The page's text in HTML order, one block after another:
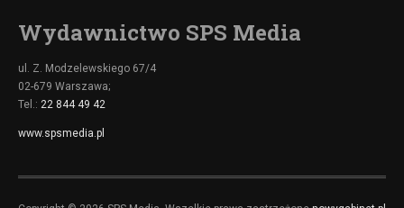
Wydawnictwo SPS Media
ul. Z. Modzelewskiego 67/4
02-679 Warszawa;
Tel.: 22 844 49 42
www.spsmedia.pl